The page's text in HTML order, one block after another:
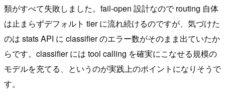
類がすべて失敗しました。fail-open 設計なので routing 自体
は止まらずデフォルト tier に流れ続けるのですが、気づけた
のは stats API に classifier のエラー数がそのまま出ていたか
らです。classifier には tool calling を確実にこなせる規模の
モデルを充てる、というのが実践上のポイントになりそうで
す。